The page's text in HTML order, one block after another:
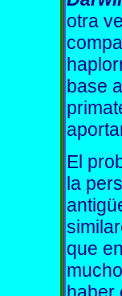
otra
base
El
la
que